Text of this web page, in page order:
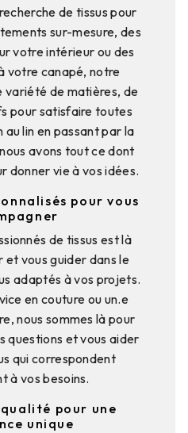
de tissus pour
sur-mesure, des
votre intérieur ou des
votre canapé, notre
variété de matières, de
pour satisfaire toutes
au lin en passant par la
avons tout ce dont
donner vie à vos idées.
pour vous
de tissus est là
et vous guider dans le
adaptés à vos projets.
en couture ou un.e
nous sommes là pour
questions et vous aider
qui correspondent
à vos besoins.
pour une
unique